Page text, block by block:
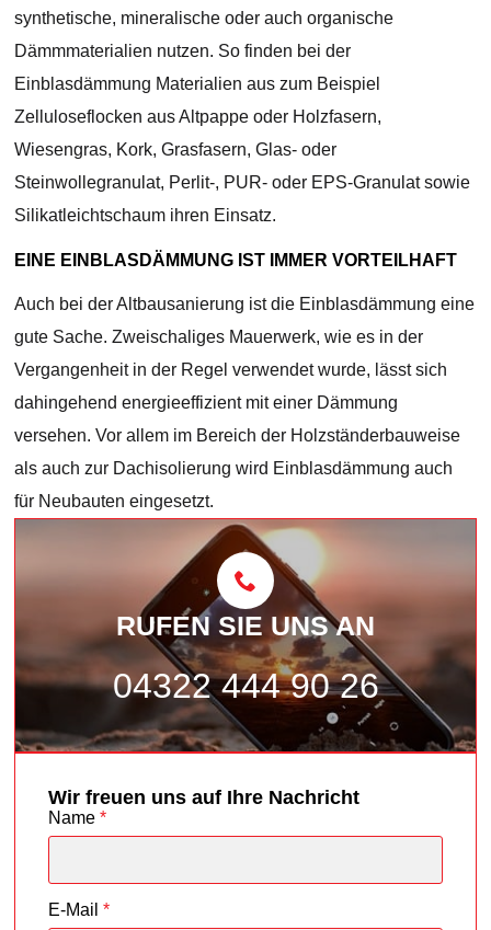
synthetische, mineralische oder auch organische
Dämmmaterialien nutzen. So finden bei der
Einblasdämmung Materialien aus zum Beispiel
Zelluloseflocken aus Altpappe oder Holzfasern,
Wiesengras, Kork, Grasfasern, Glas- oder
Steinwollegranulat, Perlit-, PUR- oder EPS-Granulat sowie
Silikatleichtschaum ihren Einsatz.
EINE EINBLASDÄMMUNG IST IMMER VORTEILHAFT
Auch bei der Altbausanierung ist die Einblasdämmung eine
gute Sache. Zweischaliges Mauerwerk, wie es in der
Vergangenheit in der Regel verwendet wurde, lässt sich
dahingehend energieeffizient mit einer Dämmung
versehen. Vor allem im Bereich der Holzständerbauweise
als auch zur Dachisolierung wird Einblasdämmung auch
für Neubauten eingesetzt.
RUFEN SIE UNS AN
04322 444 90 26
Wir freuen uns auf Ihre Nachricht
Name *
E-Mail *